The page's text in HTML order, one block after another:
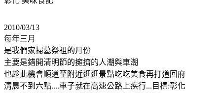
2010/03/13
每年三月
是我們家掃墓祭祖的月份
主要是錯開清明節的擁擠的人潮與車潮
也趁此機會順道至附近逛逛景點吃吃美食再打道回府
清晨不到六點....車子就在高速公路上疾行...目標:彰化